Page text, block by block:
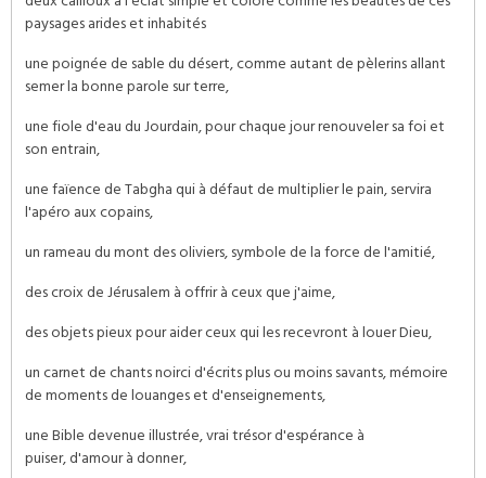
paysages arides et inhabités
une poignée de sable du désert, comme autant de pèlerins allant
semer la bonne parole sur terre,
une fiole d'eau du Jourdain, pour chaque jour renouveler sa foi et
son entrain,
une faïence de Tabgha qui à défaut de multiplier le pain, servira
l'apéro aux copains,
un rameau du mont des oliviers, symbole de la force de l'amitié,
des croix de Jérusalem à offrir à ceux que j'aime,
des objets pieux pour aider ceux qui les recevront à louer Dieu,
un carnet de chants noirci d'écrits plus ou moins savants, mémoire
de moments de louanges et d'enseignements,
une Bible devenue illustrée, vrai trésor d'espérance à
puiser, d'amour à donner,